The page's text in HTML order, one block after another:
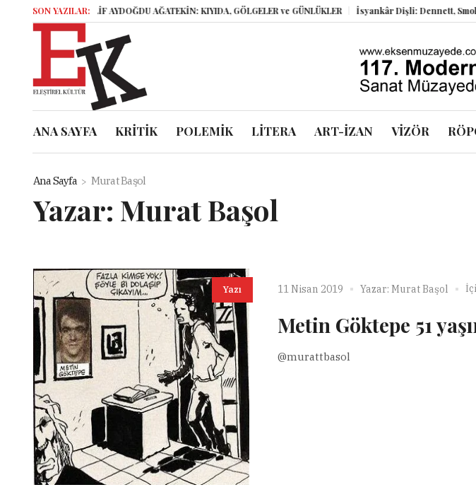
SON YAZILAR:ELİF AYDOĞDU AĞATEKİN: KIYIDA, GÖLGELER ve GÜNLÜKLER İsyankâr Dişli: Dennett, Smolin ve
ANA SAYFA KRİTİK POLEMİK LİTERA ART-İZAN VİZÖR
Ana Sayfa Murat Başol
Yazar: Murat Başol
Yazı 11 Nisan 2019 Yazar: Murat Başol
Metin Göktepe 51
@murattbasol